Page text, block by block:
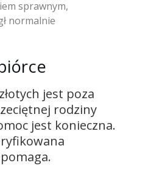
sprawnym,
normalnie
jest poza
rodziny
jest konieczna.